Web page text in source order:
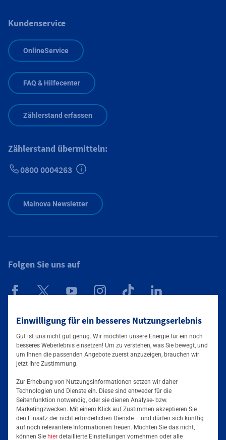
Einwilligung für ein besseres Nutzungserlebnis
Gut ist uns nicht gut genug. Wir möchten unsere Energie für ein noch
besseres Weberlebnis einsetzen! Um zu verstehen, was Sie bewegt, und
um Ihnen die passenden Angebote zuerst anzuzeigen, brauchen wir
jetzt Ihre Zustimmung.
Zur Erhebung von Nutzungsinformationen setzen wir daher
Technologien und Dienste ein. Diese sind entweder für die
Seitenfunktion notwendig, oder sie dienen Analyse- bzw.
Marketingzwecken. Mit einem Klick auf Zustimmen akzeptieren Sie
den Einsatz der nicht erforderlichen Dienste – und dürfen sich künftig
auf noch relevantere Informationen freuen. Möchten Sie das nicht,
können Sie hier detaillierte Einstellungen vornehmen oder alle
Kundenservice
OnlineService
FAQ & Hilfecenter
Zählerstand erfassen
Zählerstand übermitteln:
0800 0004263
Mainova Newsletter
Folgen Sie uns auf
Mainova App
Tarife & Angebote
Strom für Zuhause
Services & Informationen